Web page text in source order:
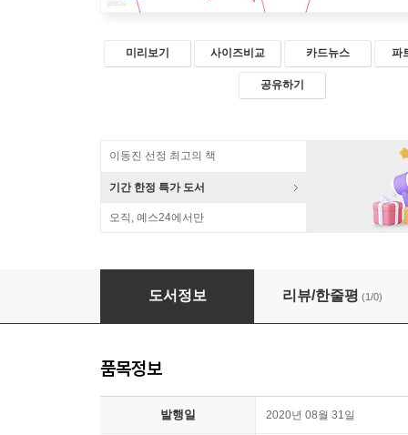
미리보기 사이즈비교 카드뉴스 파
공유하기
이동진 선정 최고의 책
기간 한정 특가 도서
오직, 예스24에서만
마르크스의 생명정치학
도서정보 리뷰/한줄평 (1/0)
품목정보
발행일 2020년 08월 31일